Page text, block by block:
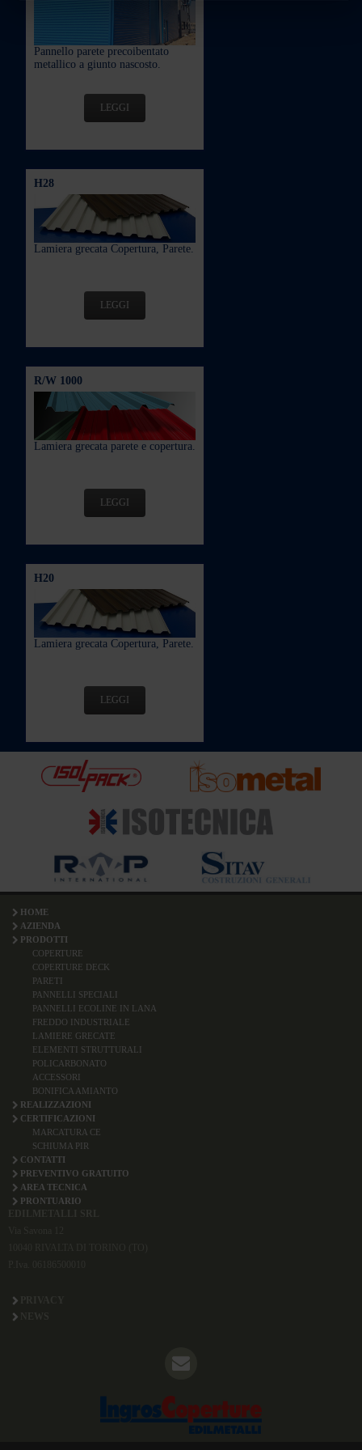
Pannello parete precoibentato
metallico a giunto nascosto.
LEGGI
H28
Lamiera grecata Copertura, Parete.
LEGGI
R/W 1000
Lamiera grecata parete e copertura.
LEGGI
H20
Lamiera grecata Copertura, Parete.
LEGGI
HOME
AZIENDA
PRODOTTI
COPERTURE
COPERTURE DECK
PARETI
PANNELLI SPECIALI
PANNELLI ECOLINE IN LANA
FREDDO INDUSTRIALE
LAMIERE GRECATE
ELEMENTI STRUTTURALI
POLICARBONATO
ACCESSORI
BONIFICA AMIANTO
REALIZZAZIONI
CERTIFICAZIONI
MARCATURA CE
SCHIUMA PIR
CONTATTI
PREVENTIVO GRATUITO
AREA TECNICA
PRONTUARIO